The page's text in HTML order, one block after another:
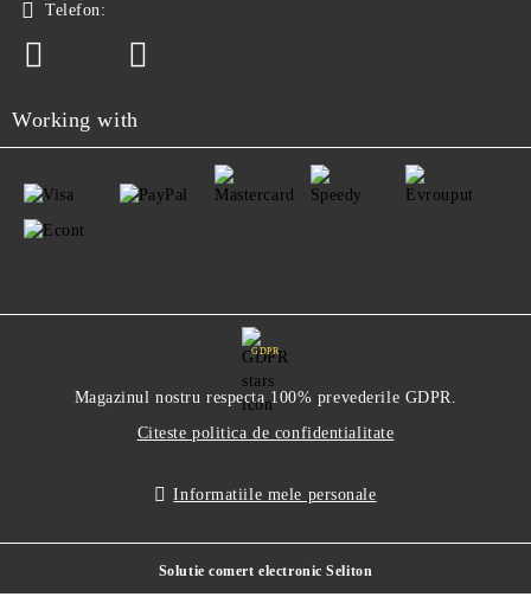
Telefon:
Working with
GDPR
Magazinul nostru respecta 100% prevederile GDPR.
Citeste politica de confidentialitate
Informatiile mele personale
Solutie comert electronic Seliton